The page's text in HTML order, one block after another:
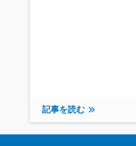
記事を読む